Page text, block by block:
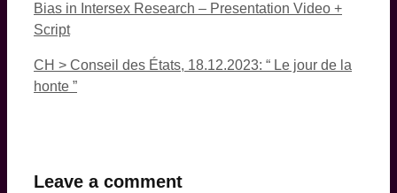
Bias in Intersex Research – Presentation Video +
Script
CH > Conseil des États, 18.12.2023: “ Le jour de la
honte ”
Leave a comment